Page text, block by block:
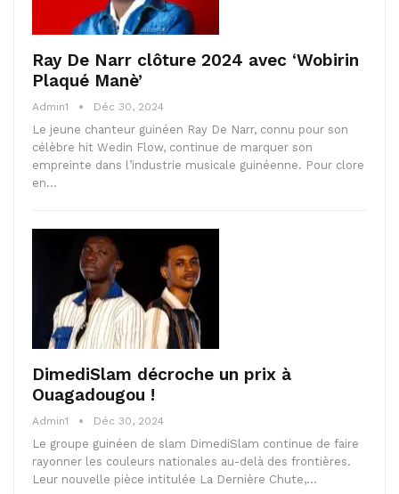
Ray De Narr clôture 2024 avec ‘Wobirin
Plaqué Manè’
Admin1 Déc 30, 2024
Le jeune chanteur guinéen Ray De Narr, connu pour son
célèbre hit Wedin Flow, continue de marquer son
empreinte dans l’industrie musicale guinéenne. Pour clore
en…
DimediSlam décroche un prix à
Ouagadougou !
Admin1 Déc 30, 2024
Le groupe guinéen de slam DimediSlam continue de faire
rayonner les couleurs nationales au-delà des frontières.
Leur nouvelle pièce intitulée La Dernière Chute,…